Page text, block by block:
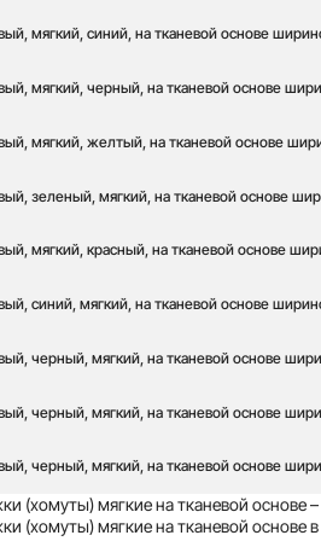
мягкий, синий, на тканевой основе
мягкий, черный, на тканевой основе
мягкий, желтый, на тканевой основе
зеленый, мягкий, на тканевой основе
мягкий, красный, на тканевой основе
синий, мягкий, на тканевой основе
черный, мягкий, на тканевой основе
черный, мягкий, на тканевой основе
черный, мягкий, на тканевой основе
(хомуты) мягкие на тканевой основе
(хомуты) мягкие на тканевой основе